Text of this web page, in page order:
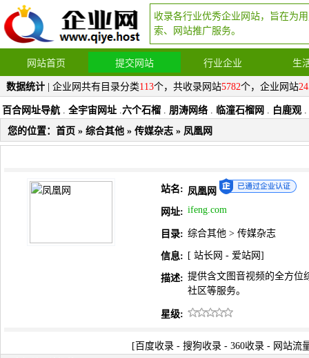
收录各行业优秀企业网站，旨在为
索、网站推广服务。
网站首页 提交网站 行业企业 生
数据统计 | 企业网共有目录分类113个，共收录网站5782个，企业网站
百合网址导航 . 全宇宙网址 .六个石榴 . 朋涛网络 . 临潼石榴网 . 白鹿观 .
您的位置： 首页 » 综合其他 » 传媒杂志 » 凤凰网
站名: 凤凰网
网址: ifeng.com
目录: 综合其他 > 传媒杂志
信息: [ 站长网 - 爱站网 ]
描述: 提供含文图音视频的全方位
社区等服务。
星级:
[ 百度收录 - 搜狗收录 - 360收录 - 网站流